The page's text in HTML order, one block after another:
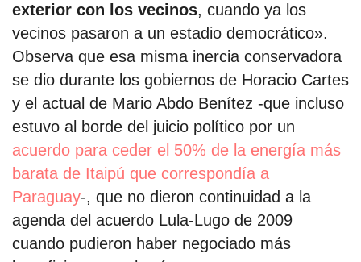
exterior con los vecinos, cuando ya los
vecinos pasaron a un estadio democrático».
Observa que esa misma inercia conservadora
se dio durante los gobiernos de Horacio Cartes
y el actual de Mario Abdo Benítez -que incluso
estuvo al borde del juicio político por un
acuerdo para ceder el 50% de la energía más
barata de Itaipú que correspondía a
Paraguay-, que no dieron continuidad a la
agenda del acuerdo Lula-Lugo de 2009
cuando pudieron haber negociado más